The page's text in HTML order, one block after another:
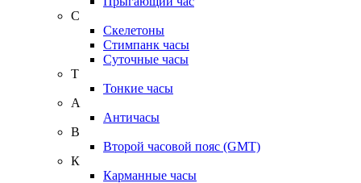
С
Скелетоны
Стимпанк часы
Суточные часы
Т
Тонкие часы
А
Античасы
В
Второй часовой пояс (GMT)
К
Карманные часы